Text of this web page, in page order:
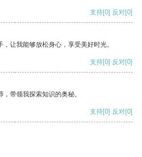
支持[0] 反对[0]
让我能够放松身心，享受美好时光。
支持[0] 反对[0]
带领我探索知识的奥秘。
支持[0] 反对[0]